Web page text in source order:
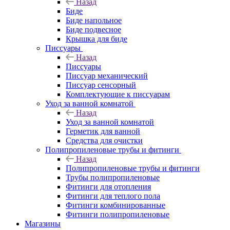
Назад
Биде
Биде напольное
Биде подвесное
Крышка для биде
Писсуары
Назад
Писсуары
Писсуар механический
Писсуар сенсорный
Комплектующие к писсуарам
Уход за ванной комнатой
Назад
Уход за ванной комнатой
Герметик для ванной
Средства для очистки
Полипропиленовые трубы и фитинги
Назад
Полипропиленовые трубы и фитинги
Трубы полипропиленовые
Фитинги для отопления
Фитинги для теплого пола
Фитинги комбинированные
Фитинги полипропиленовые
Магазины